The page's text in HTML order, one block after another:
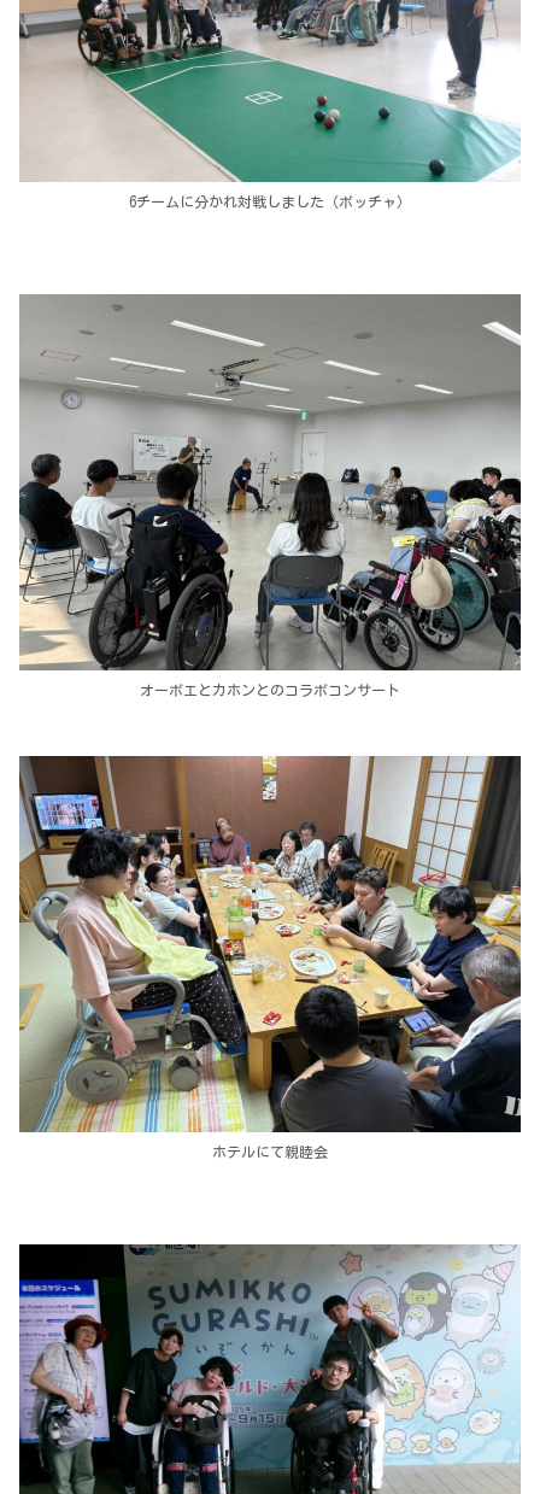
6チームに分かれ対戦しました（ボッチャ）
オーボエとカホンとのコラボコンサート
ホテルにて親睦会